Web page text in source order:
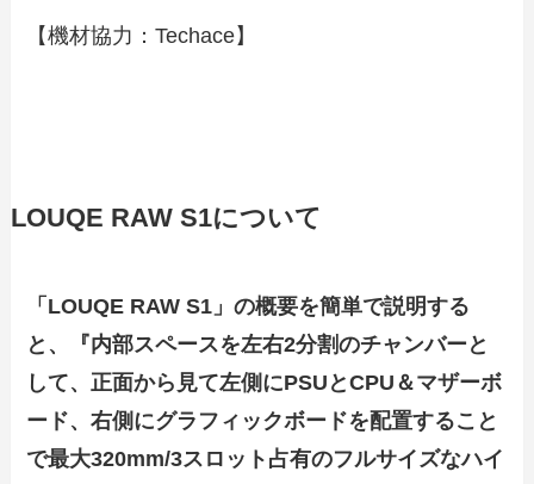
【機材協力：Techace】
LOUQE RAW S1について
「LOUQE RAW S1」の概要を簡単で説明する
と、『内部スペースを左右2分割のチャンバーと
して、正面から見て左側にPSUとCPU＆マザーボ
ード、右側にグラフィックボードを配置すること
で最大320mm/3スロット占有のフルサイズなハイ